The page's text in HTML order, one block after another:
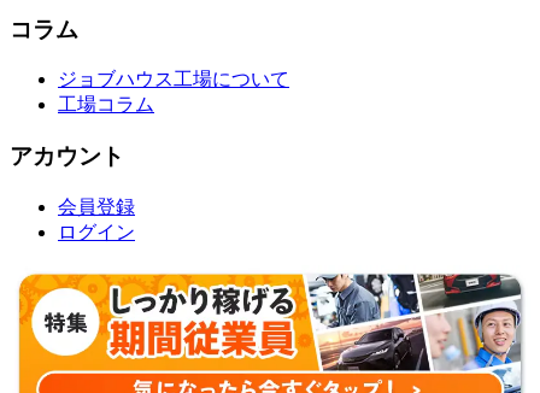
コラム
ジョブハウス工場について
工場コラム
アカウント
会員登録
ログイン